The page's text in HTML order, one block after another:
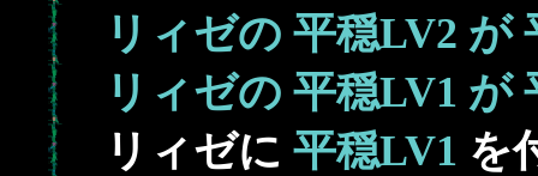
リィゼの 平穏LV2 が
リィゼの 平穏LV1 が
リィゼに 平穏LV1 を